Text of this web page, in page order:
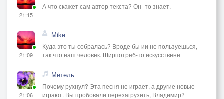
21:15
А что скажет сам автор текста? Он -то знает.
21:09
Mike
Куда это ты собралась? Вроде бы ии не пользуешься,
так что наш человек. Ширпотреб-то искусственн
21:06
Метель
Почему рухнул? Эта песня не играет, а другие новые
играют. Вы пробовали перезагрузить, Владимир?